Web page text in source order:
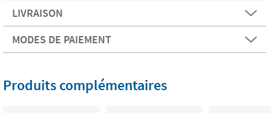
LIVRAISON
MODES DE PAIEMENT
Produits complémentaires